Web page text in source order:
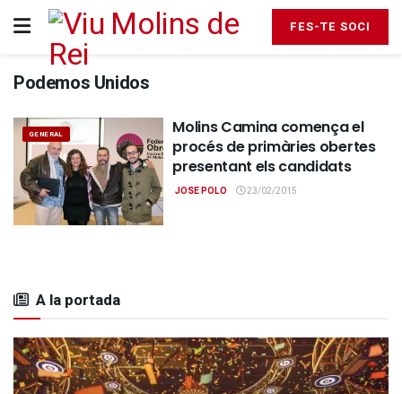
FES-TE SOCI
Podemos Unidos
GENERAL
Molins Camina comença el
procés de primàries obertes
presentant els candidats
JOSE POLO 23/02/2015
A la portada